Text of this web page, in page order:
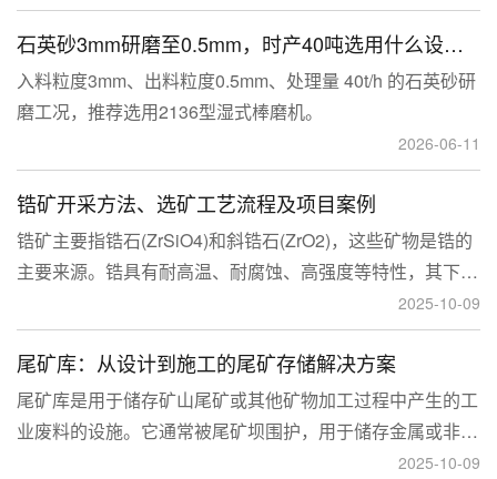
维度优化，改善该问题。
石英砂3mm研磨至0.5mm，时产40吨选用什么设备？
入料粒度3mm、出料粒度0.5mm、处理量 40t/h 的石英砂研
磨工况，推荐选用2136型湿式棒磨机。
2026-06-11
锆矿开采方法、选矿工艺流程及项目案例
锆矿主要指锆石(ZrSiO4)和斜锆石(ZrO2)，这些矿物是锆的
主要来源。锆具有耐高温、耐腐蚀、高强度等特性，其下游
应用涉及核工业、陶瓷、耐火材料、铸造、电子和化工等多
个领域，尤其在高性能陶瓷和锆基合金中的需求不断增长。
2025-10-09
尾矿库：从设计到施工的尾矿存储解决方案
尾矿库是用于储存矿山尾矿或其他矿物加工过程中产生的工
业废料的设施。它通常被尾矿坝围护，用于储存金属或非金
属矿山的尾矿。尾矿库通常包括尾矿处理系统、排水系统和
2025-10-09